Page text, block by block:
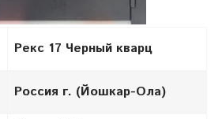
Рекс 17 Черный кварц
Россия г. (Йошкар-Ола)